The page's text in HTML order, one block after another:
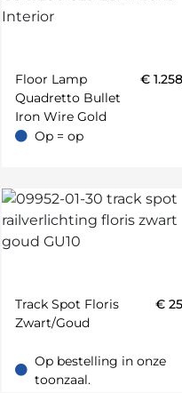
Floor Lamp
Quadretto Bullet
Iron Wire Gold
€
Op = op
Op = op
Track Spot Floris
Zwart/goud
€
Op bestelling in onze
Op bestelling in onze
toonzaal.